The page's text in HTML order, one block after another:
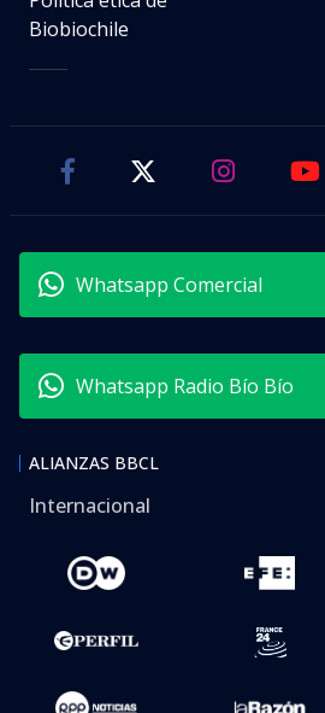
Política ética de
Biobiochile
Whatsapp Comercial
Whatsapp Radio Bío Bío
ALIANZAS BBCL
Internacional